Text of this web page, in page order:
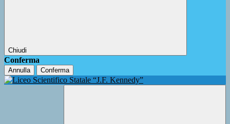
Chiudi
Conferma
Annulla Conferma